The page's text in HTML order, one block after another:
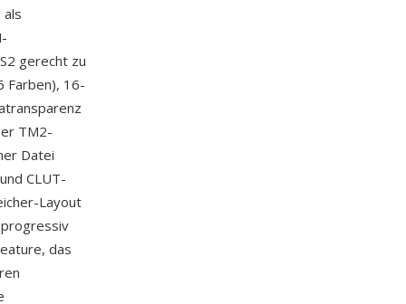
gerecht zu
Farben), 16-
TM2-
Datei
CLUT-
Layout
das